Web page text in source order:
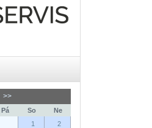
>>
Pá So
Ne
1
2